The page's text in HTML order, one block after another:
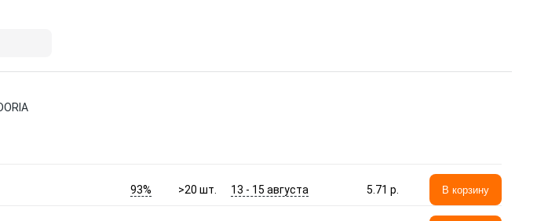
93% >20 шт. 13 - 15 августа 5.71 p. В корзину